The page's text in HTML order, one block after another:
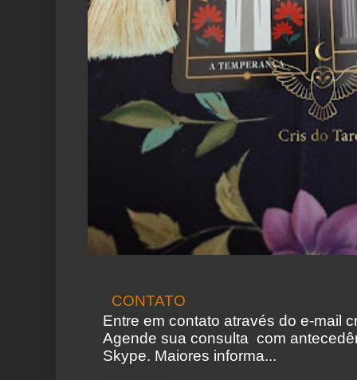
CONTATO
Entre em contato através do e-mail
Agende sua consulta com
Skype. Maiores informa...